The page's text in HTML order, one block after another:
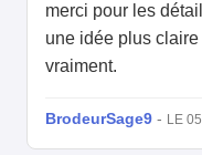
merci pour les
une idée plus
vraiment.
BrodeurSage9 - LE